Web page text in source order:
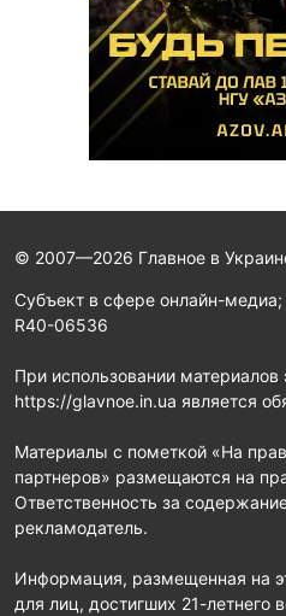
© 2007—2026 Главное в
Субъект в сфере онлайн-
R40-06536
При использовании материалов
https://glavnoe.in.ua является
Материалы с пометкой «На
партнеров» размещаются на
Ответственность за
рекламодатель.
Информация, размещенная на
для лиц, достигших 21-летнего